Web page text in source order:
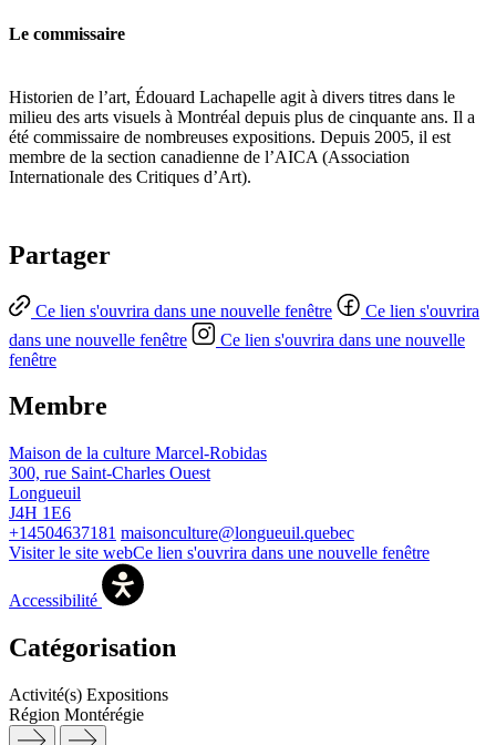
Le commissaire
Historien de l’art, Édouard Lachapelle agit à divers titres dans le
milieu des arts visuels à Montréal depuis plus de cinquante ans. Il a
été commissaire de nombreuses expositions. Depuis 2005, il est
membre de la section canadienne de l’AICA (Association
Internationale des Critiques d’Art).
Partager
Ce lien s'ouvrira dans une nouvelle fenêtre
Ce lien s'ouvrira
dans une nouvelle fenêtre
Ce lien s'ouvrira dans une nouvelle
fenêtre
Membre
Maison de la culture Marcel-Robidas
300, rue Saint-Charles Ouest
Longueuil
J4H 1E6
+14504637181 maisonculture@longueuil.quebec
Visiter le site webCe lien s'ouvrira dans une nouvelle fenêtre
Accessibilité
Catégorisation
Activité(s) Expositions
Région Montérégie